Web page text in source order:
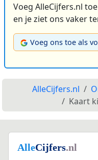
Voeg AlleCijfers.nl
en je ziet ons vaker
Voeg ons toe als
AlleCijfers.nl
Kaart